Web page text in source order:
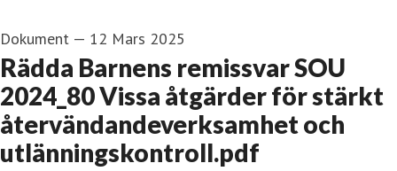
Dokument — 12 Mars 2025
Rädda Barnens remissvar SOU
2024_80 Vissa åtgärder för stärkt
återvändandeverksamhet och
utlänningskontroll.pdf